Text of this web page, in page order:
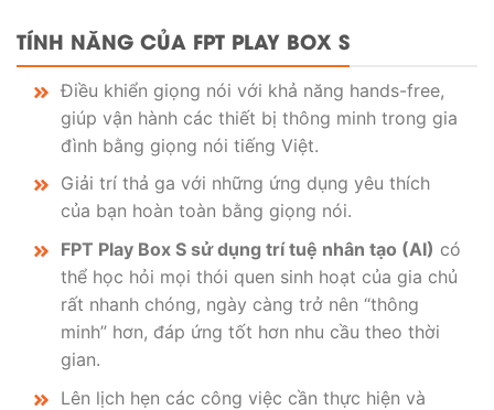
TÍNH NĂNG CỦA FPT PLAY BOX S
Điều khiển giọng nói với khả năng hands-free,
giúp vận hành các thiết bị thông minh trong gia
đình bằng giọng nói tiếng Việt.
Giải trí thả ga với những ứng dụng yêu thích
của bạn hoàn toàn bằng giọng nói.
FPT Play Box S sử dụng trí tuệ nhân tạo (AI) có
thể học hỏi mọi thói quen sinh hoạt của gia chủ
rất nhanh chóng, ngày càng trở nên “thông
minh” hơn, đáp ứng tốt hơn nhu cầu theo thời
gian.
Lên lịch hẹn các công việc cần thực hiện và